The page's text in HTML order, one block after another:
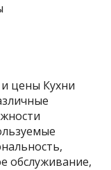
цены Кухни
обслуживание,